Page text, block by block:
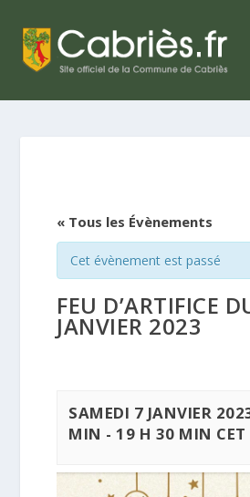
« Tous les Évènements
Cet évènement est passé
FEU D’ARTIFICE
JANVIER 2023
SAMEDI 7 JANVIER
MIN -19 H 30 MIN CET